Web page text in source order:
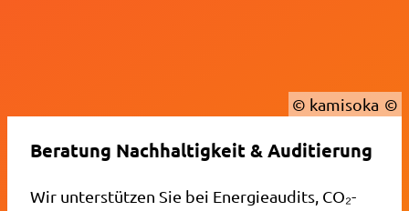
© kamisoka
Beratung Nachhaltigkeit & Auditierung
Wir unterstützen Sie bei Energieaudits, CO₂-